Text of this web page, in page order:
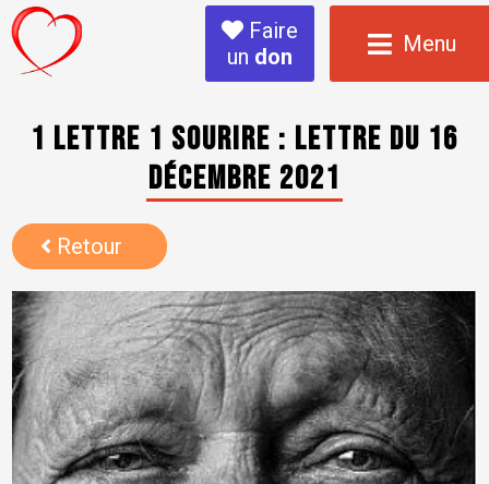
Faire
un don Menu
1 Lettre 1 sourire : Lettre du 16
décembre 2021
Retour